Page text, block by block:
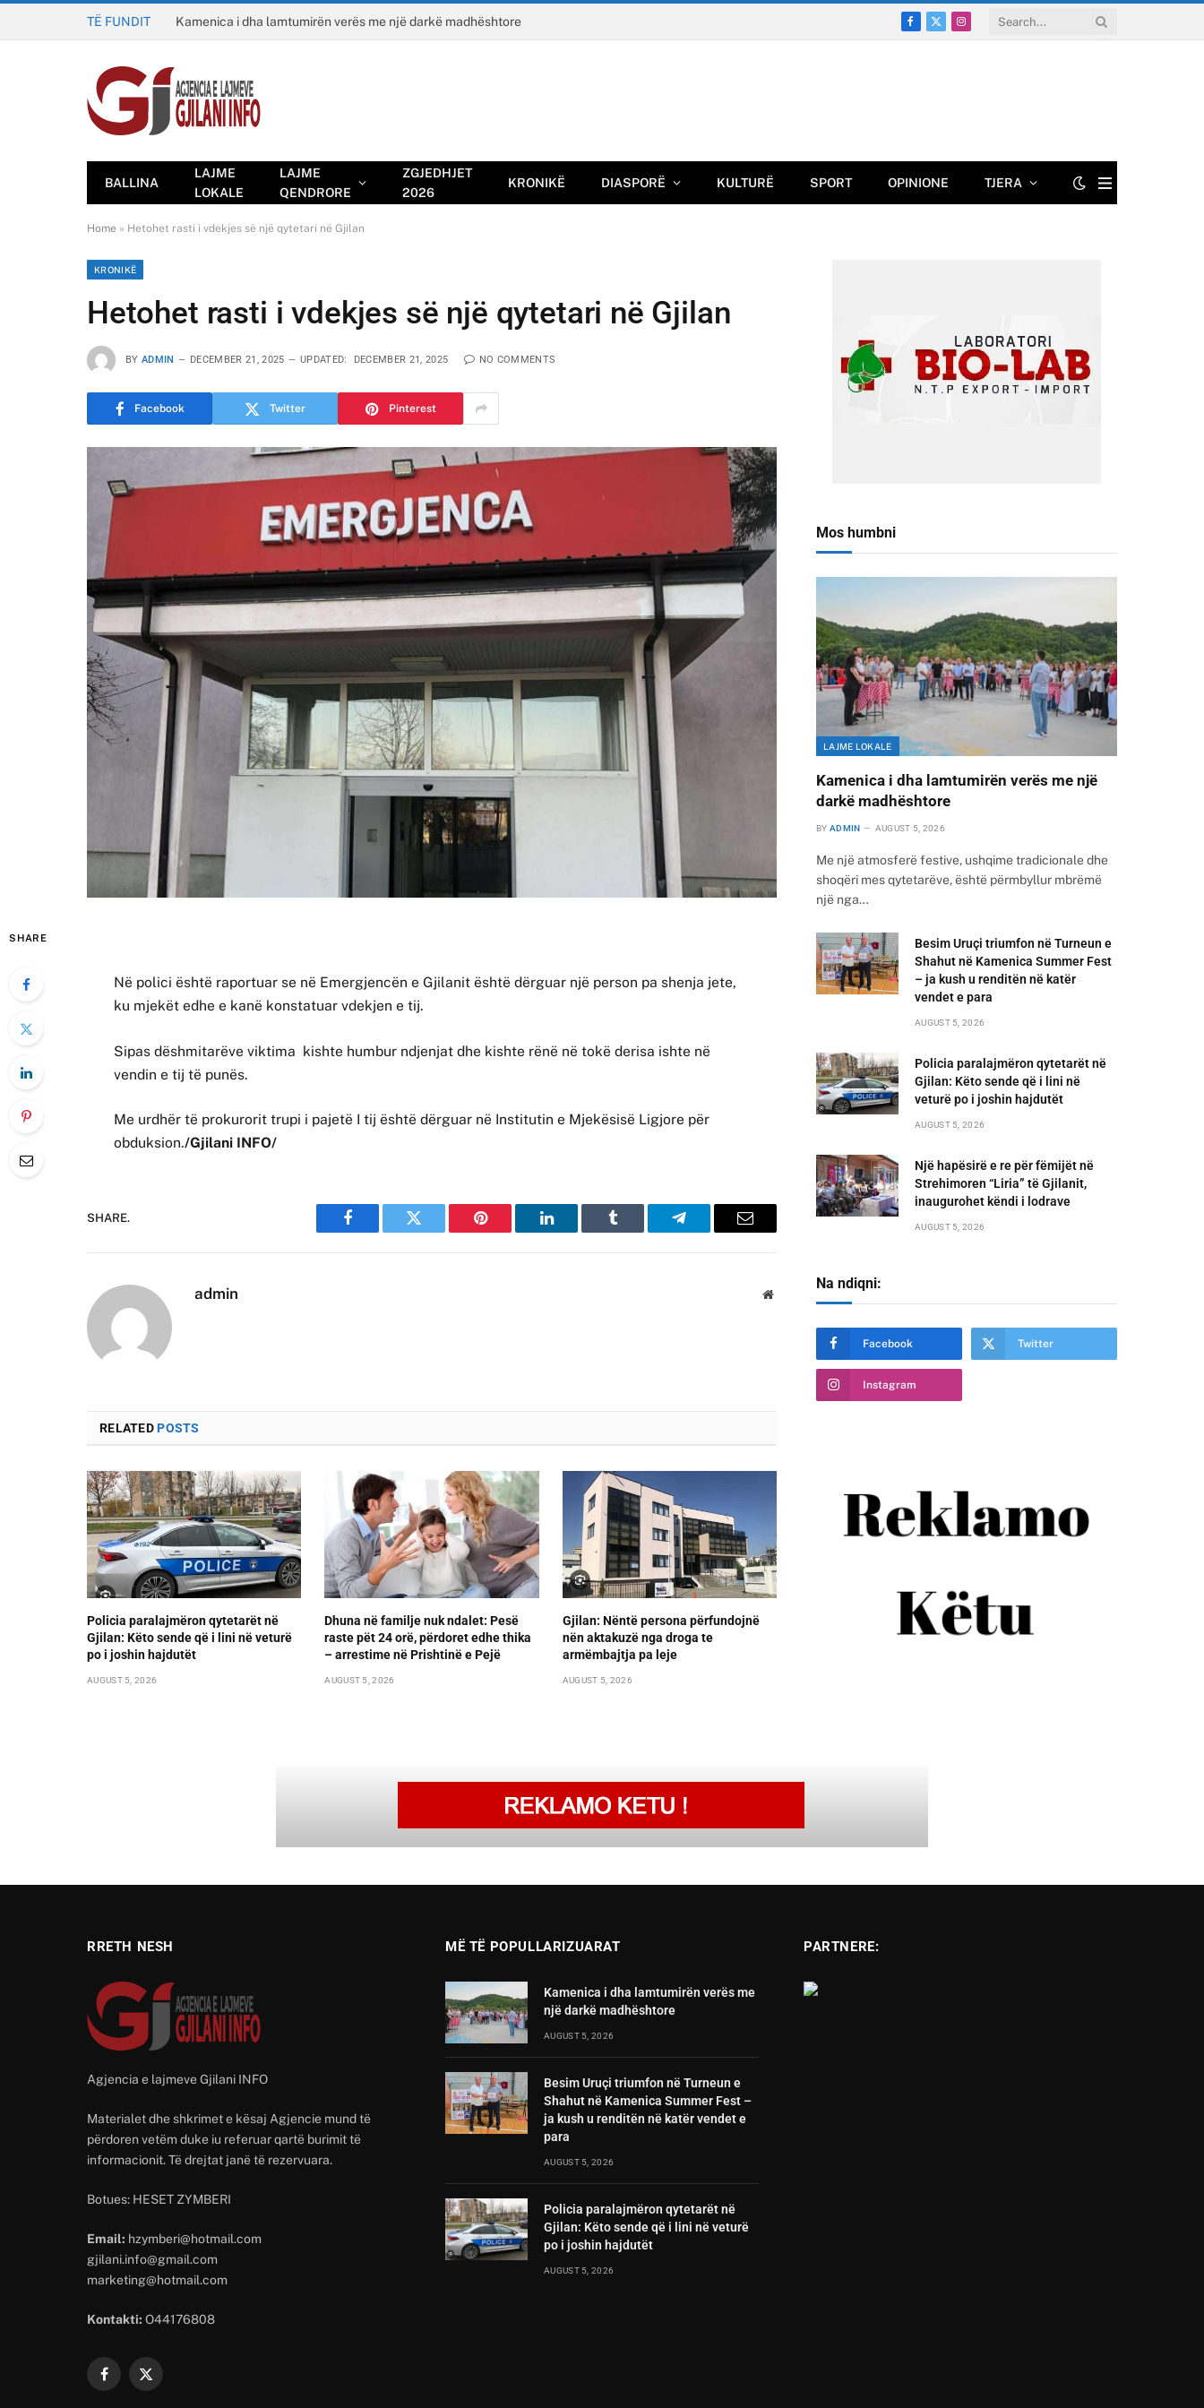
TË FUNDIT Kamenica i dha lamtumirën verës me një darkë madhështore
Facebook
X
Instagram
BALLINA
LAJME
LOKALE
LAJME
QENDRORE
ZGJEDHJET
2026
KRONIKË DIASPORË KULTURË SPORT OPINIONE TJERA
Home » Hetohet rasti i vdekjes së një qytetari në Gjilan
KRONIKË
Hetohet rasti i vdekjes së një qytetari në Gjilan
BY ADMIN DECEMBER 21, 2025 UPDATED: DECEMBER 21, 2025 NO COMMENTS
Facebook Twitter Pinterest
SHARE
Në polici është raportuar se në Emergjencën e Gjilanit është dërguar një person pa shenja jete,
ku mjekët edhe e kanë konstatuar vdekjen e tij.
Sipas dëshmitarëve viktima kishte humbur ndjenjat dhe kishte rënë në tokë derisa ishte në
vendin e tij të punës.
Me urdhër të prokurorit trupi i pajetë I tij është dërguar në Institutin e Mjekësisë Ligjore për
obduksion./Gjilani INFO/
SHARE.
Facebook Twitter Pinterest LinkedIn Tumblr Telegram Email
admin Website
RELATEDPOSTS
Policia paralajmëron qytetarët në
Gjilan: Këto sende që i lini në veturë
po i joshin hajdutët
AUGUST 5, 2026
Dhuna në familje nuk ndalet: Pesë
raste pët 24 orë, përdoret edhe thika
– arrestime në Prishtinë e Pejë
AUGUST 5, 2026
Gjilan: Nëntë persona përfundojnë
nën aktakuzë nga droga te
armëmbajtja pa leje
AUGUST 5, 2026
Mos humbni
LAJME LOKALE
Kamenica i dha lamtumirën verës me një
darkë madhështore
BY ADMIN AUGUST 5, 2026
Me një atmosferë festive, ushqime tradicionale dhe
shoqëri mes qytetarëve, është përmbyllur mbrëmë
një nga…
Besim Uruçi triumfon në Turneun e
Shahut në Kamenica Summer Fest
– ja kush u renditën në katër
vendet e para
AUGUST 5, 2026
Policia paralajmëron qytetarët në
Gjilan: Këto sende që i lini në
veturë po i joshin hajdutët
AUGUST 5, 2026
Një hapësirë e re për fëmijët në
Strehimoren “Liria” të Gjilanit,
inaugurohet këndi i lodrave
AUGUST 5, 2026
Na ndiqni:
Facebook Twitter
Instagram
RRETH NESH
Agjencia e lajmeve Gjilani INFO
Materialet dhe shkrimet e kësaj Agjencie mund të
përdoren vetëm duke iu referuar qartë burimit të
informacionit. Të drejtat janë të rezervuara.
Botues: HESET ZYMBERI
Email: hzymberi@hotmail.com
gjilani.info@gmail.com
marketing@hotmail.com
Kontakti: O44176808
Facebook
X
MË TË POPULLARIZUARAT
Kamenica i dha lamtumirën verës me
një darkë madhështore
AUGUST 5, 2026
Besim Uruçi triumfon në Turneun e
Shahut në Kamenica Summer Fest –
ja kush u renditën në katër vendet e
para
AUGUST 5, 2026
Policia paralajmëron qytetarët në
Gjilan: Këto sende që i lini në veturë
po i joshin hajdutët
AUGUST 5, 2026
PARTNERE: